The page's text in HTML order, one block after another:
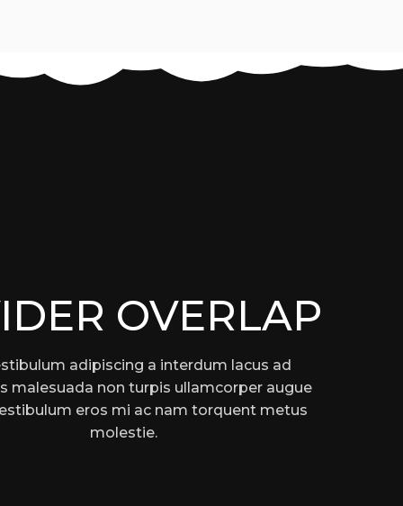
OVERLAP
adipiscing a interdum lacus ad
malesuada non turpis ullamcorper augue
eros mi ac nam torquent metus
molestie.